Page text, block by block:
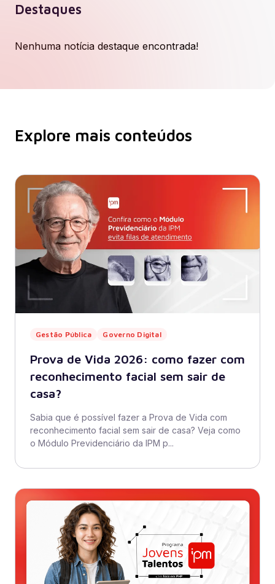
Destaques
Nenhuma notícia destaque encontrada!
Explore mais conteúdos​
Gestão Pública Governo Digital
Prova de Vida 2026: como fazer com
reconhecimento facial sem sair de
casa?
Sabia que é possível fazer a Prova de Vida com
reconhecimento facial sem sair de casa? Veja como
o Módulo Previdenciário da IPM p...